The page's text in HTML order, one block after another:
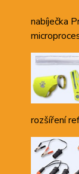
nabíječka
rozšíření